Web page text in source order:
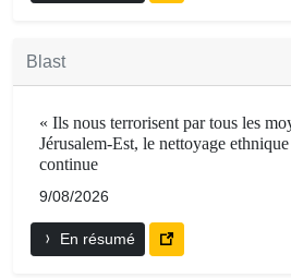
Blast
« Ils nous terrorisent par tous les
Jérusalem-Est, le nettoyage
continue
9/08/2026
En résumé